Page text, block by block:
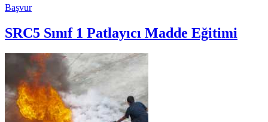
Başvur
SRC5 Sınıf 1 Patlayıcı Madde Eğitimi